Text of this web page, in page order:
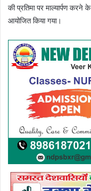
की प्रतिमा पर माल्यार्पण
आयोजित किया गया।